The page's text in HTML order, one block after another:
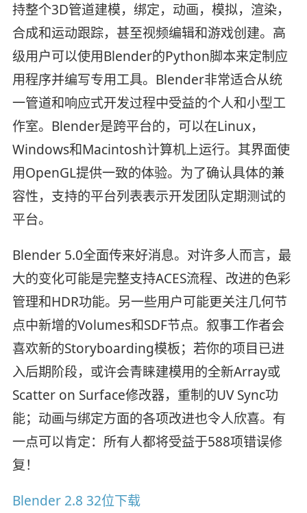
持整个3D管道建模，绑定，动画，模拟，渲染，
合成和运动跟踪，甚至视频编辑和游戏创建。高
级用户可以使用Blender的Python脚本来定制应
用程序并编写专用工具。Blender非常适合从统
一管道和响应式开发过程中受益的个人和小型工
作室。Blender是跨平台的，可以在Linux，
Windows和Macintosh计算机上运行。其界面使
用OpenGL提供一致的体验。为了确认具体的兼
容性，支持的平台列表表示开发团队定期测试的
平台。
Blender 5.0全面传来好消息。对许多人而言，最
大的变化可能是完整支持ACES流程、改进的色彩
管理和HDR功能。另一些用户可能更关注几何节
点中新增的Volumes和SDF节点。叙事工作者会
喜欢新的Storyboarding模板；若你的项目已进
入后期阶段，或许会青睐建模用的全新Array或
Scatter on Surface修改器，重制的UV Sync功
能；动画与绑定方面的各项改进也令人欣喜。有
一点可以肯定：所有人都将受益于588项错误修
复！
Blender 2.8 32位下载